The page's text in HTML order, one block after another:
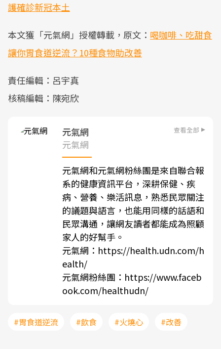
護確診新冠本土
本文獲「元氣網」授權轉載，原文： 喝咖啡、吃甜食
讓你胃食道逆流？10種食物助改善
責任編輯：呂宇真
核稿編輯：陳宛欣
元氣網 查看全部
元氣網
元氣網和元氣網粉絲團是來自聯合報
系的健康資訊平台，深耕保健、疾
病、營養、樂活訊息，熟悉民眾關注
的議題與語言，也能用同樣的話語和
民眾溝通，讓網友讀者都能成為照顧
家人的好幫手。
元氣網： https://health.udn.com/h
ealth/
元氣網粉絲團： https://www.faceb
ook.com/healthudn/
#胃食道逆流 #飲食 #火燒心 #改善